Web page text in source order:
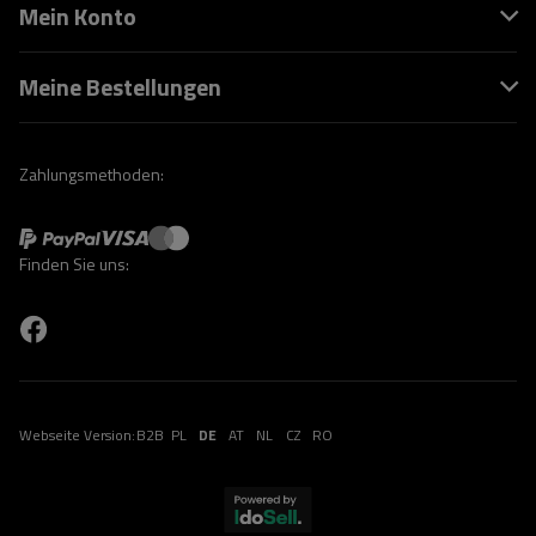
Mein Konto
Meine Bestellungen
Zahlungsmethoden:
Finden Sie uns:
Webseite Version:B2B PL DE AT NL CZ RO